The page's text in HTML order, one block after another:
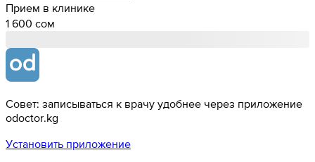
Прием в клинике
1 600 cом
Совет: записываться к врачу удобнее через приложение
odoctor.kg
Установить приложение